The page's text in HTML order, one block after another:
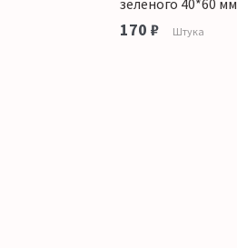
зеленого 40*60 мм
170 ₽ Штука